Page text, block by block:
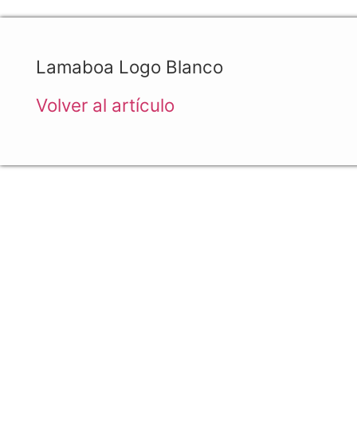
Lamaboa Logo Blanco
Volver al artículo